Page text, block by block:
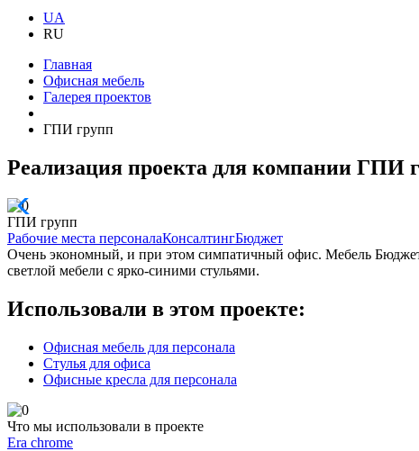
UA
RU
Главная
Офисная мебель
Галерея проектов
ГПИ групп
Реализация проекта для компании ГПИ
ГПИ групп
Рабочие места персоналаКонсалтингБюджет
Очень экономный, и при этом симпатичный офис. Мебель Бюджет,
светлой мебели с ярко-синими стульями.
Использовали в этом проекте:
Офисная мебель для персонала
Стулья для офиса
Офисные кресла для персонала
Что мы использовали в проекте
Era chrome